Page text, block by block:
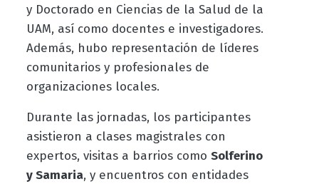
y Doctorado en Ciencias de la Salud de la
UAM, así como docentes e investigadores.
Además, hubo representación de líderes
comunitarios y profesionales de
organizaciones locales.
Durante las jornadas, los participantes
asistieron a clases magistrales con
expertos, visitas a barrios como Solferino
y Samaria, y encuentros con entidades